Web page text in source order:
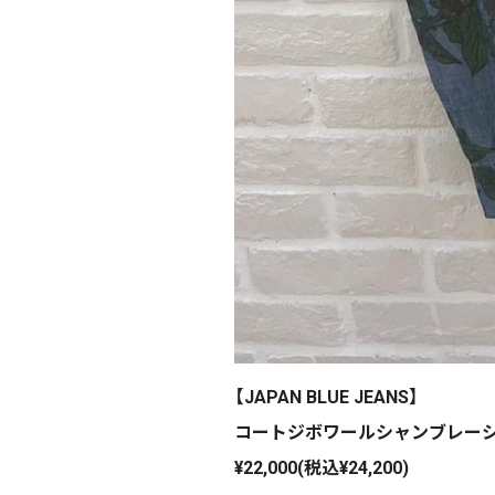
【JAPAN BLUE JEANS】
コートジボワールシャンブレー
¥22,000(税込¥24,200)